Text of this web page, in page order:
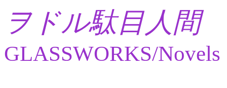
ヲドル駄目人間
GLASSWORKS/Novels